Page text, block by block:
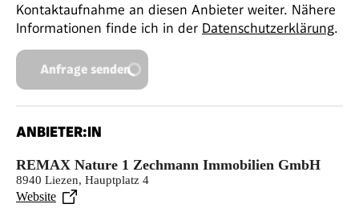
Kontaktaufnahme an diesen Anbieter weiter. Nähere
Informationen finde ich in der Datenschutzerklärung.
Anfrage senden
ANBIETER:IN
REMAX Nature 1 Zechmann Immobilien GmbH
8940 Liezen, Hauptplatz 4
Website